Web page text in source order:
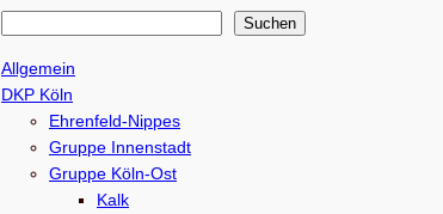
c
Suchen
Allgemein
DKP Köln
Ehrenfeld-Nippes
Gruppe Innenstadt
Gruppe Köln-Ost
Kalk